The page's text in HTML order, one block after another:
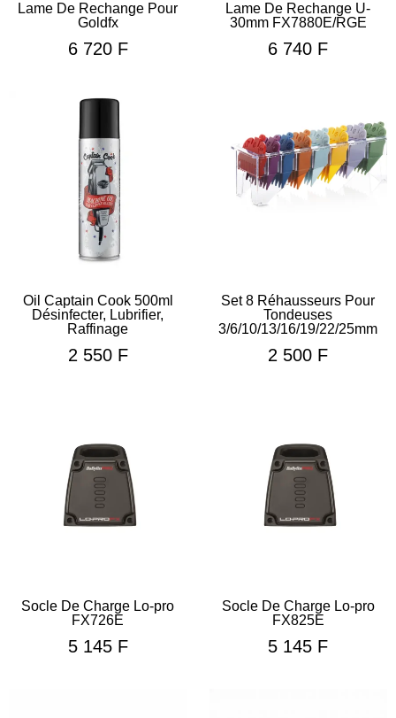
Lame De Rechange Pour
Goldfx
6 720 F
Lame De Rechange U-
30mm FX7880E/RGE
6 740 F
Oil Captain Cook 500ml
Désinfecter, Lubrifier,
Raffinage
2 550 F
Set 8 Réhausseurs Pour
Tondeuses
3/6/10/13/16/19/22/25mm
2 500 F
Socle De Charge Lo-pro
FX726E
5 145 F
Socle De Charge Lo-pro
FX825E
5 145 F